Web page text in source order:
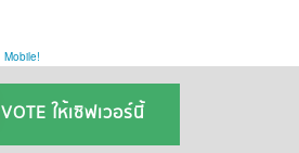
Mobile!
VOTE ให้เซิฟเวอร์นี้